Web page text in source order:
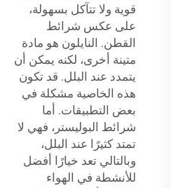
قوية ولا تتآكل بسهولة،
على عكس شرائط
القطن. النايلون هو مادة
متينة أخرى، لكنه يمكن أن
يتمدد عند البلل. قد تكون
هذه الخاصية مشكلة في
بعض التطبيقات. أما
شرائط البوليستر، فهي لا
تمتد كثيرًا عند البلل،
وبالتالي تعد خيارًا أفضل
للأنشطة في الهواء